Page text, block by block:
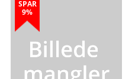
SPAR
9%